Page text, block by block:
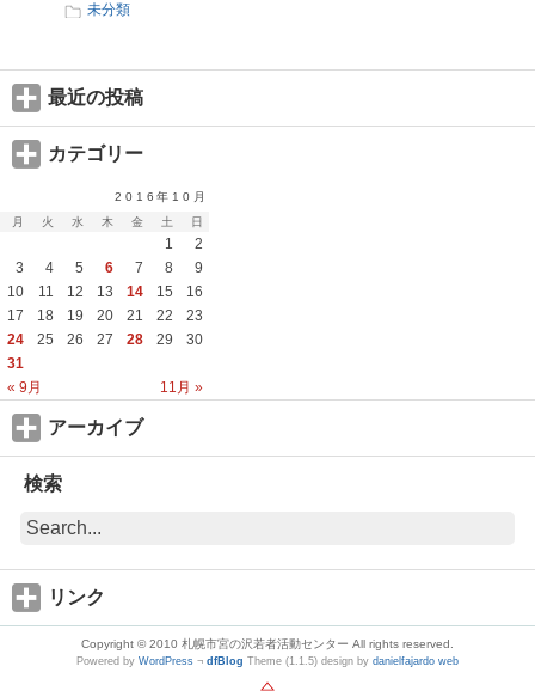
未分類
最近の投稿
カテゴリー
2016年10月
月
火 水 木 金 土 日
« 9月 11月 »
1
2
3
4 5 6 7 8
9
10
11 12 13 14 15
16
17
18 19 20 21 22
23
24
25 26 27 28 29
30
31
アーカイブ
検索
リンク
Copyright © 2010 札幌市宮の沢若者活動センター All rights reserved.
Powered by WordPress ¬ dfBlog Theme (1.1.5) design by danielfajardo web